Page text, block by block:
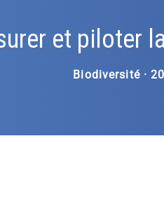
et piloter
Biodiversité ·